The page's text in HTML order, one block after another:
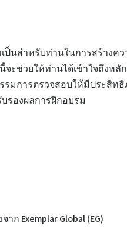
ป็นสำหรับท่านในการสร้างค
ะช่วยให้ท่านได้เข้าใจถึงหลั
รมการตรวจสอบให้มีประสิท
รองผลการฝึกอบรม
Exemplar Global (EG)